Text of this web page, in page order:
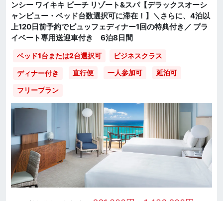
ンシー ワイキキ ビーチ リゾート&スパ【デラックスオーシ
ャンビュー・ベッド台数選択可に滞在！】＼さらに、4泊以
上120日前予約でビュッフェディナー1回の特典付き／ プラ
イベート専用送迎車付き 6泊8日間
ベッド1台または2台選択可 ビジネスクラス
ディナー付き 直行便 一人参加可 延泊可
フリープラン